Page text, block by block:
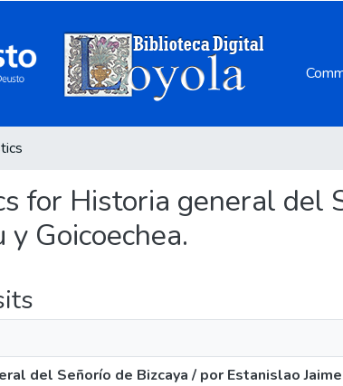
for Historia general del
y Goicoechea.
del Señorío de Bizcaya / por Estanislao